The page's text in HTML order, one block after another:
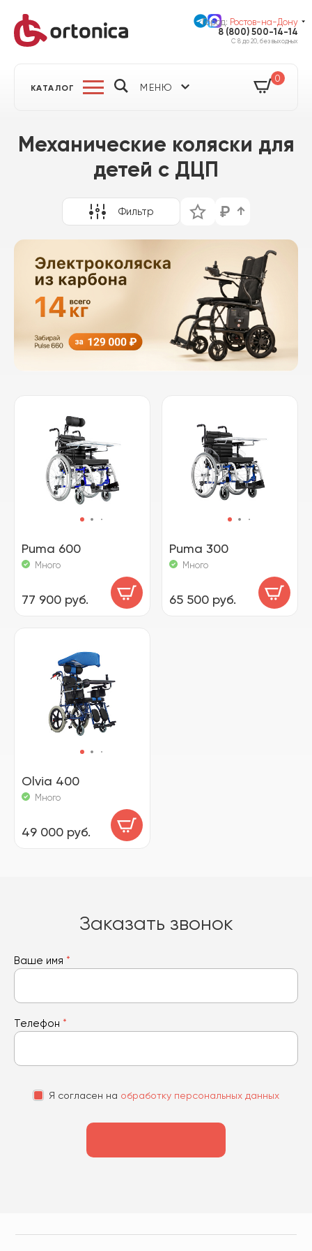
Город: Ростов-на-Дону
8 (800) 500-14-14
С 8 до 20, без выходных
КАТАЛОГ МЕНЮ
0
Механические коляски для
детей с ДЦП
Фильтр
Puma 600
Много
77 900 руб.
Puma 300
Много
65 500 руб.
Olvia 400
Много
49 000 руб.
Заказать звонок
Ваше имя *
Телефон *
Я согласен на обработку персональных данных